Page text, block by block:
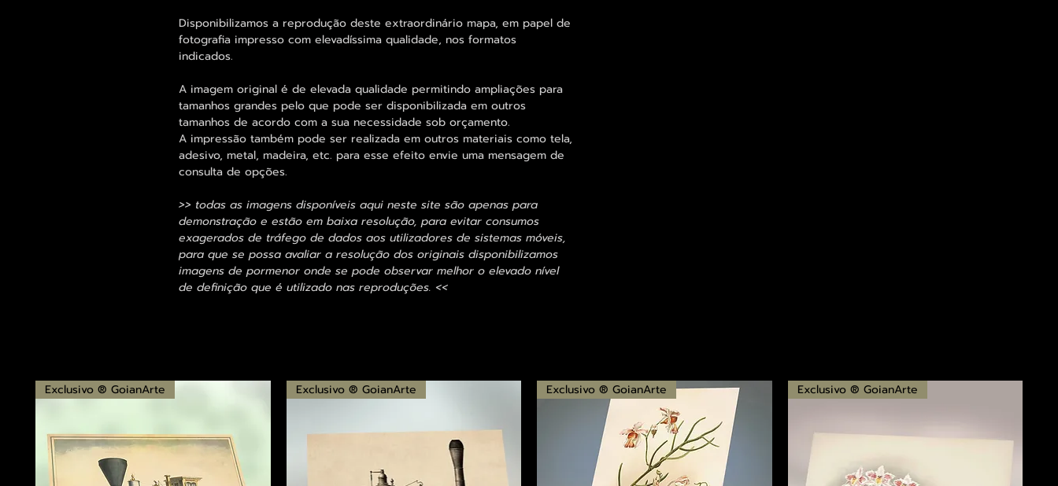
Disponibilizamos a reprodução deste extraordinário mapa, em papel de
fotografia impresso com elevadíssima qualidade, nos formatos
indicados.
A imagem original é de elevada qualidade permitindo ampliações para
tamanhos grandes pelo que pode ser disponibilizada em outros
tamanhos de acordo com a sua necessidade sob orçamento.
A impressão também pode ser realizada em outros materiais como tela,
adesivo, metal, madeira, etc. para esse efeito envie uma mensagem de
consulta de opções.
>> todas as imagens disponíveis aqui neste site são apenas para
demonstração e estão em baixa resolução, para evitar consumos
exagerados de tráfego de dados aos utilizadores de sistemas móveis,
para que se possa avaliar a resolução dos originais disponibilizamos
imagens de pormenor onde se pode observar melhor o elevado nível
de definição que é utilizado nas reproduções. <<
Exclusivo ® GoianArte Exclusivo ® GoianArte Exclusivo ® GoianArte Exclusivo ® GoianArte